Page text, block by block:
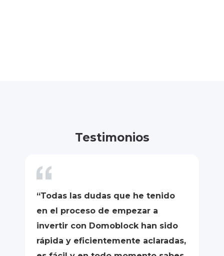
Testimonios
“Todas las dudas que he tenido
en el proceso de empezar a
invertir con Domoblock han sido
rápida y eficientemente aclaradas,